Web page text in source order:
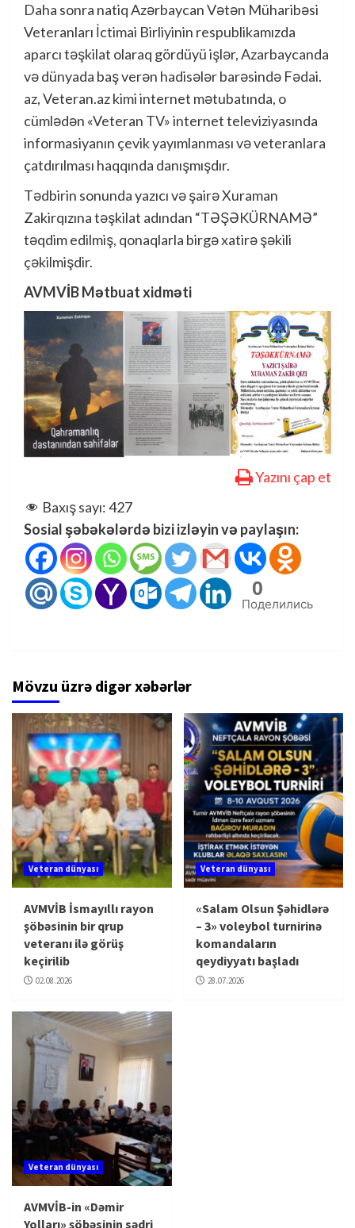
Daha sonra natiq Azərbaycan Vətən Müharibəsi
Veteranları İctimai Birliyinin respublikamızda
aparcı təşkilat olaraq gördüyü işlər, Azarbaycanda
və dünyada baş verən hadisələr barəsində Fədai.
az, Veteran.az kimi internet mətubatında, o
cümlədən «Veteran TV» internet televiziyasında
informasiyanın çevik yayımlanması və veteranlara
çatdırılması haqqında danışmışdır.
Tədbirin sonunda yazıcı və şairə Xuraman
Zakirqızına təşkilat adından “TƏŞƏKÜRNAMƏ”
təqdim edilmiş, qonaqlarla birgə xatirə şəkili
çəkilmişdir.
AVMVİB Mətbuat xidməti
Yazını çap et
Baxış sayı:427
Sosial şəbəkələrdə bizi izləyin və paylaşın:
0
Поделились
Mövzu üzrə digər xəbərlər
Veteran dünyası
AVMVİB İsmayıllı rayon
şöbəsinin bir qrup
veteranı ilə görüş
keçirilib
02.08.2026
Veteran dünyası
«Salam Olsun Şəhidlərə
– 3» voleybol turnirinə
komandaların
qeydiyyatı başladı
28.07.2026
Veteran dünyası
AVMVİB-in «Dəmir
Yolları» şöbəsinin sədri